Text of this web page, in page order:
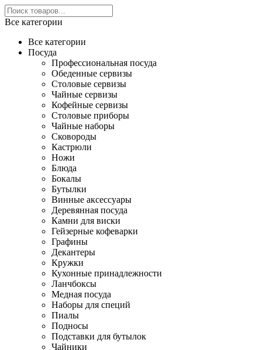
Все категории
Все категории
Посуда
Профессиональная посуда
Обеденные сервизы
Столовые сервизы
Чайные сервизы
Кофейные сервизы
Столовые приборы
Чайные наборы
Сковороды
Кастрюли
Ножи
Блюда
Бокалы
Бутылки
Винные аксессуары
Деревянная посуда
Камни для виски
Гейзерные кофеварки
Графины
Декантеры
Кружки
Кухонные принадлежности
Ланчбоксы
Медная посуда
Наборы для специй
Пиалы
Подносы
Подставки для бутылок
Чайники